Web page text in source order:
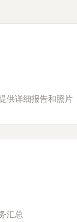
供详细报告和照片
汇总